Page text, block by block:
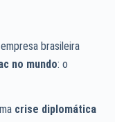
brasileira
no mundo: o
crise diplomática